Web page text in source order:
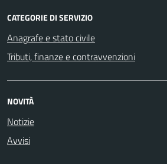
CATEGORIE DI SERVIZIO
Anagrafe e stato civile
Tributi, finanze e contravvenzioni
NOVITÀ
Notizie
Avvisi